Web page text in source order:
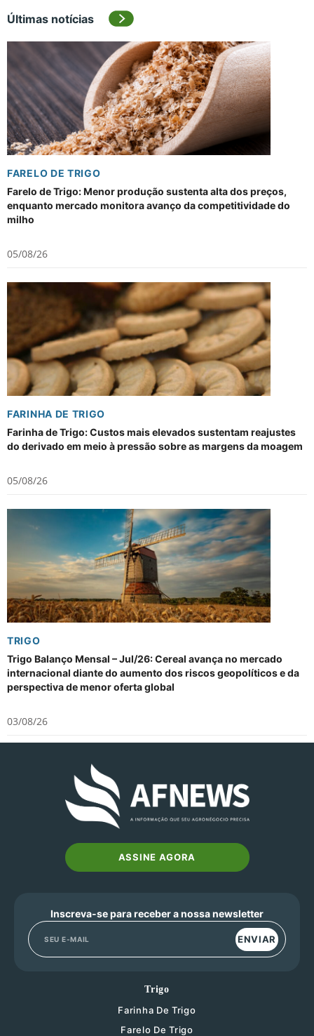
Últimas notícias
FARELO DE TRIGO
Farelo de Trigo: Menor produção sustenta alta dos preços,
enquanto mercado monitora avanço da competitividade do
milho
05/08/26
FARINHA DE TRIGO
Farinha de Trigo: Custos mais elevados sustentam reajustes
do derivado em meio à pressão sobre as margens da moagem
05/08/26
TRIGO
Trigo Balanço Mensal – Jul/26: Cereal avança no mercado
internacional diante do aumento dos riscos geopolíticos e da
perspectiva de menor oferta global
03/08/26
ASSINE AGORA
Inscreva-se para receber a nossa newsletter
ENVIAR
Trigo
Farinha De Trigo
Farelo De Trigo